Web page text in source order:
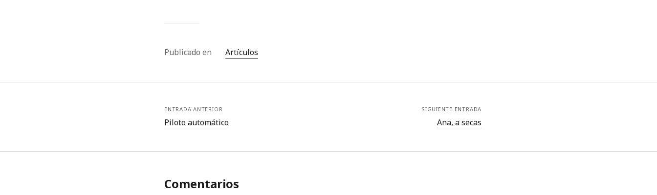
Publicado en Artículos
ENTRADA ANTERIOR
Piloto automático
SIGUIENTE ENTRADA
Ana, a secas
Comentarios